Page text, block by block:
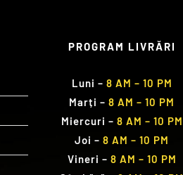
PROGRAM LIVRĂRI
Luni – 8 AM – 10 PM
Marți –8 AM – 10 PM
Miercuri – 8 AM – 10 PM
Joi –8 AM – 10 PM
Vineri – 8 AM – 10 PM